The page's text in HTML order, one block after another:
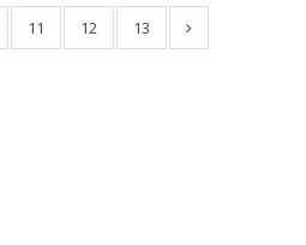
11 12 13